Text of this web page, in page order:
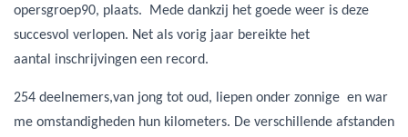
opersgroep90, plaats. Mede dankzij het goede weer is deze
succesvol verlopen. Net als vorig jaar bereikte het
aantal inschrijvingen een record.
254 deelnemers,van jong tot oud, liepen onder zonnige en war
me omstandigheden hun kilometers. De verschillende afstanden